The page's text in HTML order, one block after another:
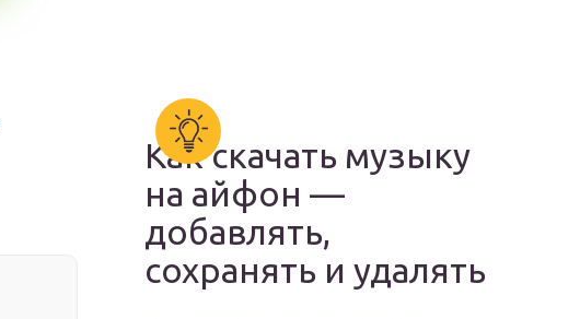
Как скачать музыку
на айфон —
добавлять,
сохранять и удалять